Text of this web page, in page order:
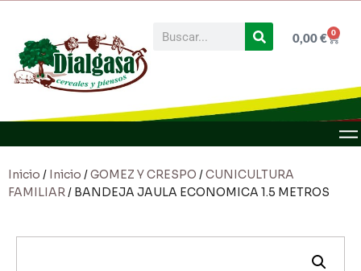
0,00€ 0
Inicio / Inicio /GOMEZ Y CRESPO /CUNICULTURA
FAMILIAR/ BANDEJA JAULA ECONOMICA 1.5 METROS